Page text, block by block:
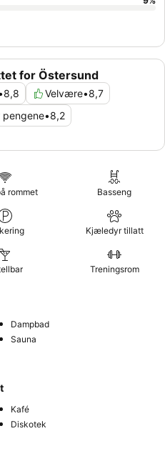
for Östersund
8,8 Velvære•8,7
pengene•8,2
rommet Basseng
Kjæledyr tillatt
Treningsrom
Dampbad
Sauna
Kafé
Diskotek